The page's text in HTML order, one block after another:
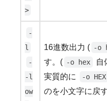
>
-
l
-
-l
ow
16進数出力 ( -o
す。( -o hex
自
実質的に
-o HEX
のを小文字に戻